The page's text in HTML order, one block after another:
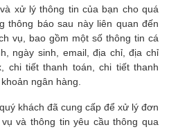
xử lý thông tin của bạn cho quá
thông báo sau này liên quan đến
vụ, bao gồm một số thông tin cá
ngày sinh, email, địa chỉ, địa chỉ
chi tiết thanh toán, chi tiết thanh
ngân hàng.
khách đã cung cấp để xử lý đơn
và thông tin yêu cầu thông qua